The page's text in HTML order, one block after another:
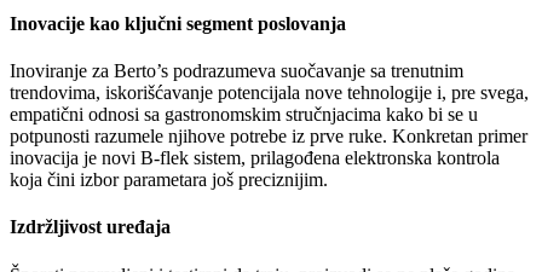
Inovacije kao ključni segment poslovanja
Inoviranje za Berto’s podrazumeva suočavanje sa trenutnim
trendovima, iskorišćavanje potencijala nove tehnologije i, pre svega,
empatični odnosi sa gastronomskim stručnjacima kako bi se u
potpunosti razumele njihove potrebe iz prve ruke. Konkretan primer
inovacija je novi B-flek sistem, prilagođena elektronska kontrola
koja čini izbor parametara još preciznijim.
Izdržljivost uređaja